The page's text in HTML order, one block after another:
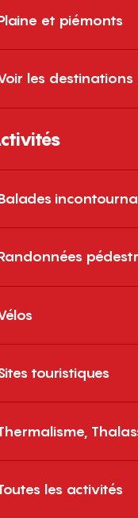
et piémonts
les destinations
touristiques
les activités